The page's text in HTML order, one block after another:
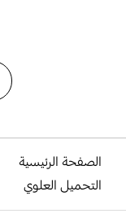
الصفحة الرئيسية
التحميل العلوي